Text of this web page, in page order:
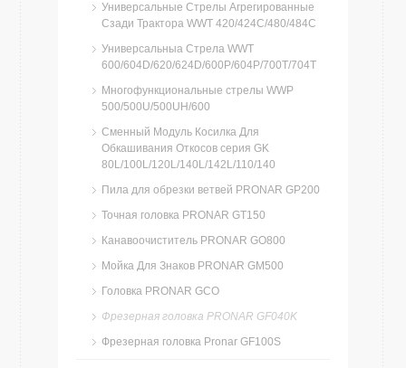
Универсальные Стрелы Агрегированные
Сзади Трактора WWT 420/424C/480/484C
Универсальныа Стрела WWT
600/604D/620/624D/600P/604P/700T/704T
Многофункциональные стрелы WWP
500/500U/500UH/600
Сменный Модуль Косилка Для
Обкашивания Откосов серия GK
80L/100L/120L/140L/142L/110/140
Пила для обрезки ветвей PRONAR GP200
Точная головка PRONAR GT150
Канавоочиститель PRONAR GO800
Мойка Для Знаков PRONAR GM500
Головка PRONAR GCO
Фрезерная головка PRONAR GF040K
Фрезерная головка Pronar GF100S